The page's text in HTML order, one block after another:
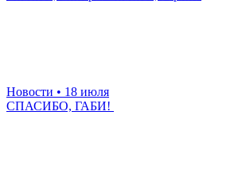
Новости • 18 июля
СПАСИБО, ГАБИ!